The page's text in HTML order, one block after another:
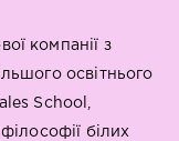
компанії з
освітнього
School,
білих